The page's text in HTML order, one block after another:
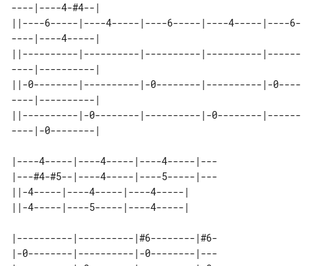
----|----4-#4--|
||----6-----|----4-----|----6-----|----4-----|----6-
----|----4-----|
||----------|----------|----------|----------|------
----|----------|
||-0--------|----------|-0--------|----------|-0----
----|----------|
||----------|-0--------|----------|-0--------|------
----|-0--------|
|----4-----|----4-----|----4-----|---
|---#4-#5--|----4-----|----5-----|---
||-4-----|----4-----|----4-----|
|----------|----------|#6--------|#6-
|-0--------|----------|-0--------|---